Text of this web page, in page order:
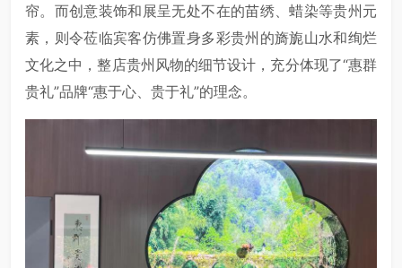
帘。而创意装饰和展呈无处不在的苗绣、蜡染等贵州元
素，则令莅临宾客仿佛置身多彩贵州的旖旎山水和绚烂
文化之中，整店贵州风物的细节设计，充分体现了“惠群
贵礼”品牌“惠于心、贵于礼”的理念。